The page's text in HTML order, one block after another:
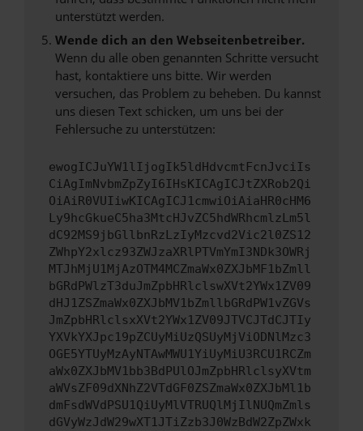
unterstützt werden.
Wende dich an den Webseitenbetreiber.
Wenn du alle oben genannten Schritte versucht
hast, kontaktiere uns bitte. Wir werden
versuchen, das Problem zu beheben. Du kannst
uns diesen Text schicken, um uns bei der
Fehlersuche zu unterstützen:
ewogICJuYW1lIjogIk5ldHdvcmtFcnJvciIs
CiAgImNvbmZpZyI6IHsKICAgICJtZXRob2Qi
OiAiR0VUIiwKICAgICJ1cmwiOiAiaHR0cHM6
Ly9hcGkueC5ha3MtcHJvZC5hdWRhcmlzLm5l
dC92MS9jbGllbnRzLzIyMzcvd2Vic2l0ZS12
ZWhpY2xlcz93ZWJzaXRlPTVmYmI3NDk3OWRj
MTJhMjU1MjAzOTM4MCZmaWx0ZXJbMF1bZmll
bGRdPWlzT3duJmZpbHRlclswXVt2YWx1ZV09
dHJ1ZSZmaWx0ZXJbMV1bZmllbGRdPW1vZGVs
JmZpbHRlclsxXVt2YWx1ZV09JTVCJTdCJTIy
YXVkYXJpc19pZCUyMiUzQSUyMjViODNlMzc3
OGE5YTUyMzAyNTAwMWU1YiUyMiU3RCU1RCZm
aWx0ZXJbMV1bb3BdPUlOJmZpbHRlclsyXVtm
aWVsZF09dXNhZ2VTdGF0ZSZmaWx0ZXJbMl1b
dmFsdWVdPSU1QiUyMlVTRUQlMjIlNUQmZmls
dGVyWzJdW29wXT1JTiZzb3J0WzBdW2ZpZWxk